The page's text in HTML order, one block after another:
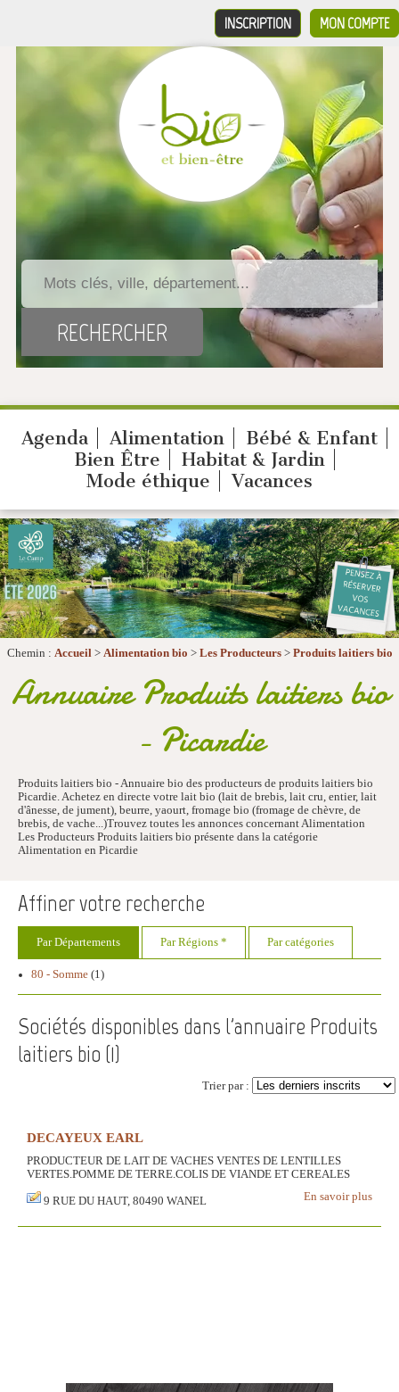
MON COMPTE
INSCRIPTION
Agenda Alimentation
Bébé & Enfant
Bien Être
Habitat & Jardin
Mode éthique
Vacances
Chemin : Accueil> Alimentation bio > Les Producteurs> Produits laitiers bio
Annuaire Produits laitiers bio
- Picardie
Produits laitiers bio - Annuaire bio des producteurs de produits laitiers bio
Picardie. Achetez en directe votre lait bio (lait de brebis, lait cru, entier, lait
d'ânesse, de jument), beurre, yaourt, fromage bio (fromage de chèvre, de
brebis, de vache...)Trouvez toutes les annonces concernant Alimentation
Les Producteurs Produits laitiers bio présente dans la catégorie
Alimentation en Picardie
Affiner votre recherche
Par Départements Par Régions * Par catégories
80 - Somme (1)
Sociétés disponibles dans l'annuaire Produits
laitiers bio (1)
Trier par :
DECAYEUX EARL
PRODUCTEUR DE LAIT DE VACHES VENTES DE LENTILLES
VERTES.POMME DE TERRE.COLIS DE VIANDE ET CEREALES
En savoir plus
9 RUE DU HAUT, 80490 WANEL